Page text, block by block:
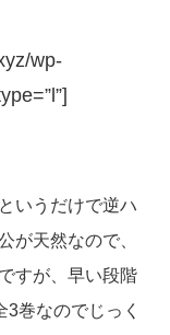
wp-
いうだけで逆ハ
が天然なので、
すが、早い段階
巻なのでじっく